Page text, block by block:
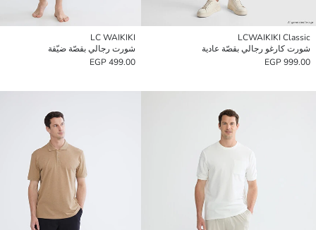
LCWAIKIKI Classic
شورت كارغو رجالي بقصّة عادية
999.00 EGP
LC WAIKIKI
شورت رجالي بقصّة ضيّقة
499.00 EGP